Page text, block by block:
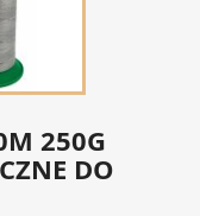
250G
DO